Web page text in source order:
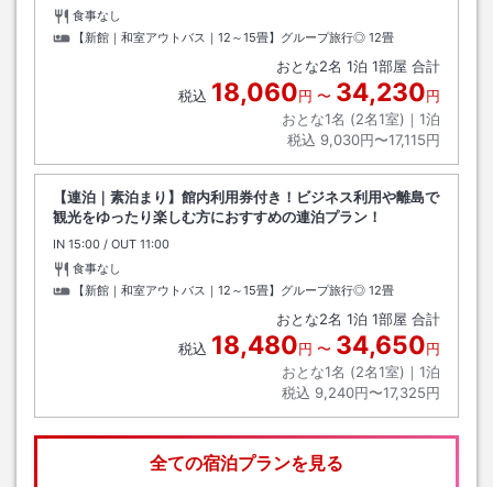
食事なし
【新館｜和室アウトバス｜12～15畳】グループ旅行◎ 12畳
おとな2名 1泊 1部屋 合計
税込 18,060円 〜 34,230円
おとな1名 (2名1室)｜ 1泊
税込 9,030円〜17,115円
【連泊｜素泊まり】館内利用券付き！ビジネス利用や離島で
観光をゆったり楽しむ方におすすめの連泊プラン！
IN チェックイン
15:00 / OUT チェックアウト
11:00
食事なし
【新館｜和室アウトバス｜12～15畳】グループ旅行◎ 12畳
おとな2名 1泊 1部屋 合計
税込 18,480円 〜 34,650円
おとな1名 (2名1室)｜ 1泊
税込 9,240円〜17,325円
全ての宿泊プランを見る